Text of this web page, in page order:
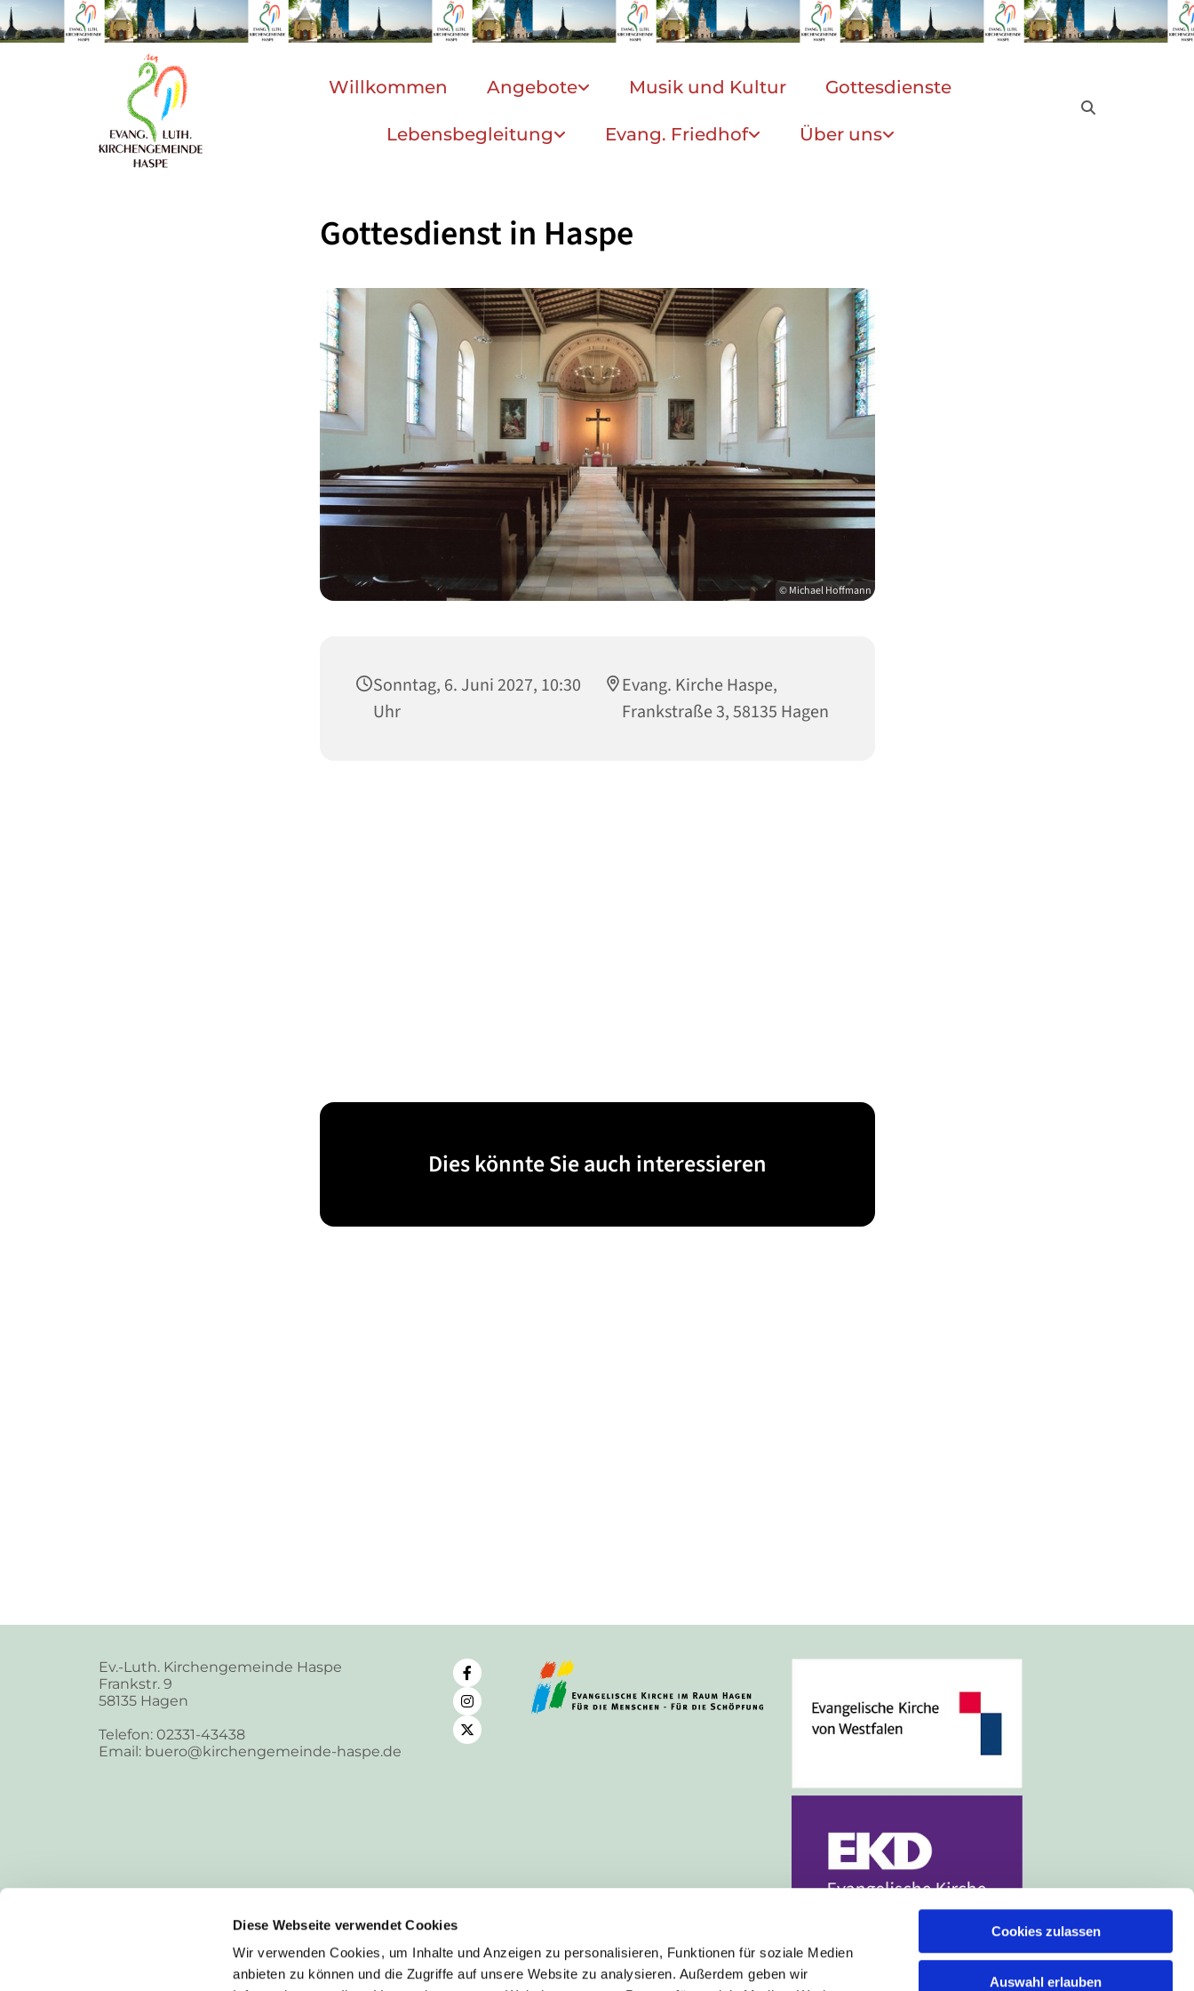
Diese Webseite verwendet Cookies
Wir verwenden Cookies, um Inhalte und Anzeigen zu personalisieren, Funktionen für soziale Medien
anbieten zu können und die Zugriffe auf unsere Website zu analysieren. Außerdem geben wir
Cookies zulassen
Auswahl erlauben
Willkommen Angebote Musik und Kultur Gottesdienste
Lebensbegleitung Evang. Friedhof Über uns
Gottesdienst in Haspe
© Michael Hoffmann
Sonntag, 6. Juni 2027, 10:30
Uhr
Evang. Kirche Haspe,
Frankstraße 3, 58135 Hagen
Dies könnte Sie auch interessieren
Ev.-Luth. Kirchengemeinde Haspe
Frankstr. 9
58135 Hagen
Telefon: 02331-43438
Email: buero@kirchengemeinde-haspe.de